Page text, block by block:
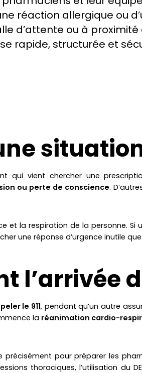
réaction allergique ou
d’attente ou à
rapide, structurée et
qui vient chercher une
ou perte de conscience.
et la respiration de la personne. Si
une réponse d’urgence inutile
l’arrivée
le 911, pendant qu’un autre
la réanimation cardio-
précisément pour préparer les
thoraciques, l’utilisation du